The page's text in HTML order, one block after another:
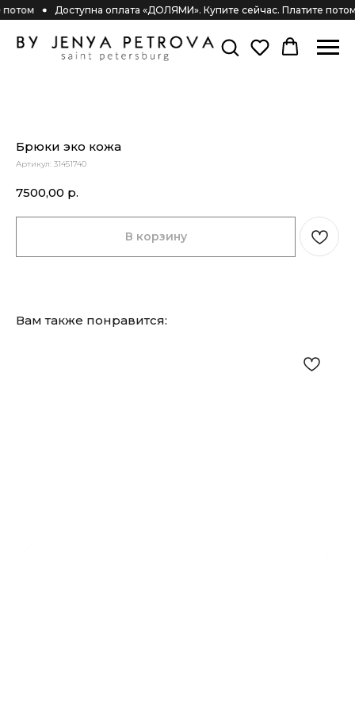
Доступна оплата «ДОЛЯМИ». Купите сейчас. Платите потом
Брюки эко кожа
Артикул: 31451740
7500,00 р.
В корзину
Вам также понравится: